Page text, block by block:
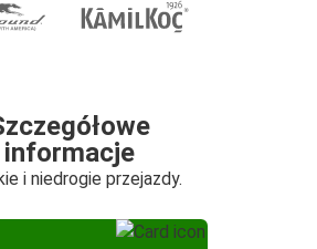
informacje
i niedrogie przejazdy.